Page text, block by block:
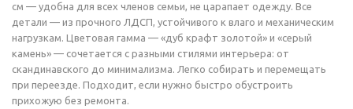
см — удобна для всех членов семьи, не царапает одежду. Все
детали — из прочного ЛДСП, устойчивого к влаго и механическим
нагрузкам. Цветовая гамма — «дуб крафт золотой» и «серый
камень» — сочетается с разными стилями интерьера: от
скандинавского до минимализма. Легко собирать и перемещать
при переезде. Подходит, если нужно быстро обустроить
прихожую без ремонта.